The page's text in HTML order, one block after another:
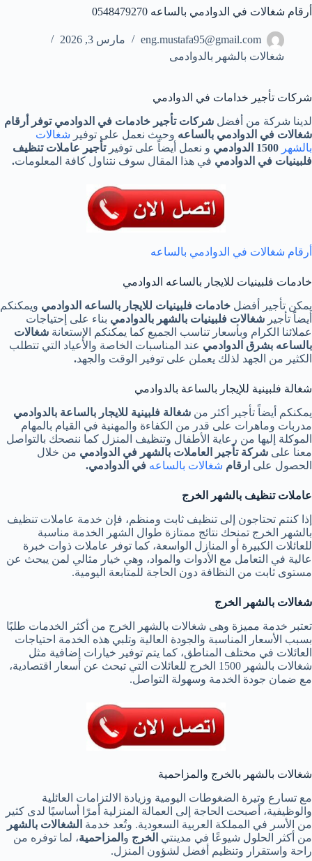
أرقام شغالات في الدوادمي بالساعه 0548479270
eng.mustafa95@gmail.com
مارس 3, 2026
شغالات بالشهر بالدوادمى
شركات تأجير خدامات في الدوادمي
لدينا شركة من أفضل شركات تأجير خادمات في الدوادمي توفر أرقام
شغالات في الدوادمي بالساعه وحيث نعمل على توفير شغالات
بالشهر 1500 الدوادمي و نعمل أيضاً على توفيرتأجير عاملات تنظيف
فلبينيات في الدوادمي في هذا المقال سوف نتناول كافة المعلومات.
أرقام شغالات في الدوادمي بالساعه
خادمات فلبينيات للايجار بالساعه الدوادمي
يمكن تأجير أفضل خادمات فلبينيات للايجار بالساعه الدوادمي ويمكنكم
أيضاً تأجير شغالات فلبينيات بالشهر بالدوادمي بناء على إحتياجات
عملائنا الكرام وبأسعار تناسب الجميع كما يمكنكم الإستعانة شغالات
بالساعه بشرق الدوادمي عند المناسبات الخاصة والأعياد التي تتطلب
الكثير من الجهد لذلك يعملن على توفير الوقت والجهد.
شغالة فلبينية للإيجار بالساعة بالدوادمي
يمكنكم أيضاً تأجير أكثر من شغالة فلبينية للايجار بالساعة بالدوادمي
مدربات وماهرات على قدر من الكفاءة والمهنية في القيام بالمهام
الموكلة إليها من رعاية الأطفال وتنظيف المنزل كما ننصحك بالتواصل
معنا على شركة تأجير العاملات بالشهر في الدوادمي من خلال
الحصول على ارقام شغالات بالساعه في الدوادمي.
عاملات تنظيف بالشهر الخرج
إذا كنتم تحتاجون إلى تنظيف ثابت ومنظم، فإن خدمة عاملات تنظيف
بالشهر الخرج تمنحك نتائج ممتازة طوال الشهر الخدمة مناسبة
للعائلات الكبيرة أو المنازل الواسعة، كما توفر عاملات ذوات خبرة
عالية في التعامل مع الأدوات والمواد، وهي خيار مثالي لمن يبحث عن
مستوى ثابت من النظافة دون الحاجة للمتابعة اليومية.
شغالات بالشهر الخرج
تعتبر خدمة مميزة وهى شغالات بالشهر الخرج من أكثر الخدمات طلبًا
بسبب الأسعار المناسبة والجودة العالية وتلبي هذه الخدمة احتياجات
العائلات في مختلف المناطق، كما يتم توفير خيارات إضافية مثل
شغالات بالشهر 1500 الخرج للعائلات التي تبحث عن أسعار اقتصادية،
مع ضمان جودة الخدمة وسهولة التواصل.
شغالات بالشهر بالخرج والمزاحمية
مع تسارع وتيرة الضغوطات اليومية وزيادة الالتزامات العائلية
والوظيفية، أصبحت الحاجة إلى العمالة المنزلية أمرًا أساسيًا لدى كثير
من الأسر في المملكة العربية السعودية. وتُعد خدمة الشغالات بالشهر
من أكثر الحلول شيوعًا في مدينتي الخرج و المزاحمية، لما توفره من
راحة واستقرار وتنظيم أفضل لشؤون المنزل.